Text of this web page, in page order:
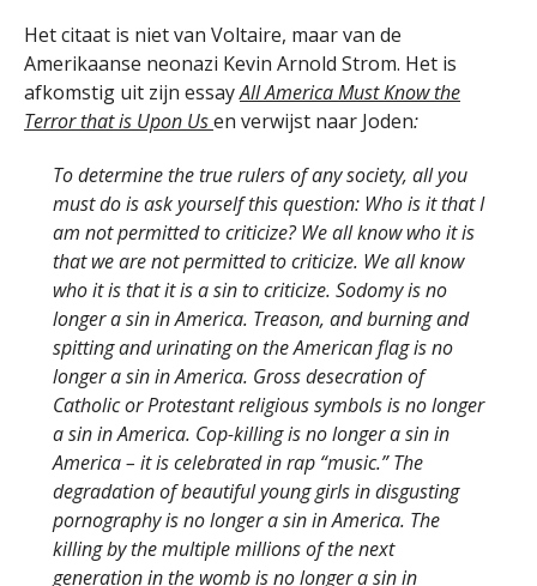
Het citaat is niet van Voltaire, maar van de
Amerikaanse neonazi Kevin Arnold Strom. Het is
afkomstig uit zijn essayAll America Must Know the
Terror that is Upon Usen verwijst naar Joden:
To determine the true rulers of any society, all you
must do is ask yourself this question: Who is it that I
am not permitted to criticize? We all know who it is
that we are not permitted to criticize. We all know
who it is that it is a sin to criticize. Sodomy is no
longer a sin in America. Treason, and burning and
spitting and urinating on the American flag is no
longer a sin in America. Gross desecration of
Catholic or Protestant religious symbols is no longer
a sin in America. Cop-killing is no longer a sin in
America – it is celebrated in rap “music.” The
degradation of beautiful young girls in disgusting
pornography is no longer a sin in America. The
killing by the multiple millions of the next
generation in the womb is no longer a sin in